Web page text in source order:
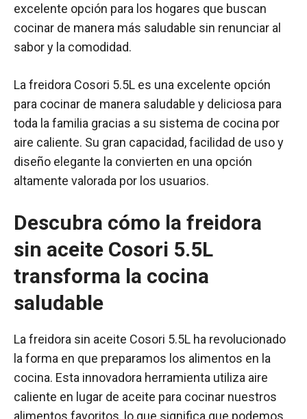
excelente opción para los hogares que buscan
cocinar de manera más saludable sin renunciar al
sabor y la comodidad.
La freidora Cosori 5.5L es una excelente opción
para cocinar de manera saludable y deliciosa para
toda la familia gracias a su sistema de cocina por
aire caliente. Su gran capacidad, facilidad de uso y
diseño elegante la convierten en una opción
altamente valorada por los usuarios.
Descubra cómo la freidora
sin aceite Cosori 5.5L
transforma la cocina
saludable
La freidora sin aceite Cosori 5.5L ha revolucionado
la forma en que preparamos los alimentos en la
cocina. Esta innovadora herramienta utiliza aire
caliente en lugar de aceite para cocinar nuestros
alimentos favoritos, lo que significa que podemos